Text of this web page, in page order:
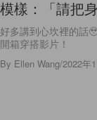
模樣：「請把
好多講到心坎裡的話
開箱穿搭影片！
By Ellen Wang/2022年